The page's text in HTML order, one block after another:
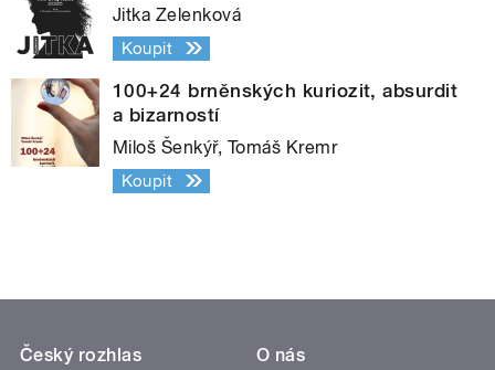
Jitka Zelenková
Koupit
100+24 brněnských kuriozit, absurdit
a bizarností
Miloš Šenkýř, Tomáš Kremr
Koupit
Český rozhlas
O nás